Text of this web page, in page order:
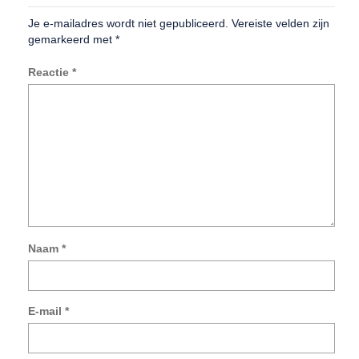
Je e-mailadres wordt niet gepubliceerd. Vereiste velden zijn
gemarkeerd met *
Reactie *
Naam *
E-mail *